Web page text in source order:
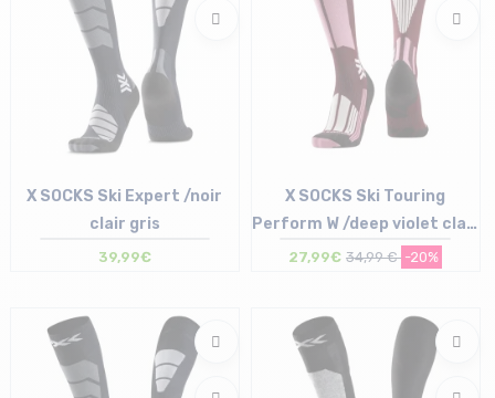
42/44 | 45/47
X SOCKS Ski Expert /noir
clair gris
39,99€
35/36 | 41/42
X SOCKS Ski Touring
Perform W /deep violet clair
sand
27,99€ 34,99 € -20%